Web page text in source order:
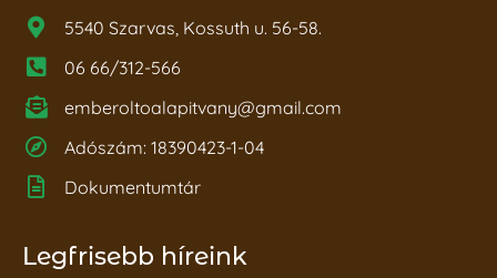
5540 Szarvas, Kossuth u. 56-58.
06 66/312-566
emberoltoalapitvany@gmail.com
Adószám: 18390423-1-04
Dokumentumtár
Legfrisebb híreink